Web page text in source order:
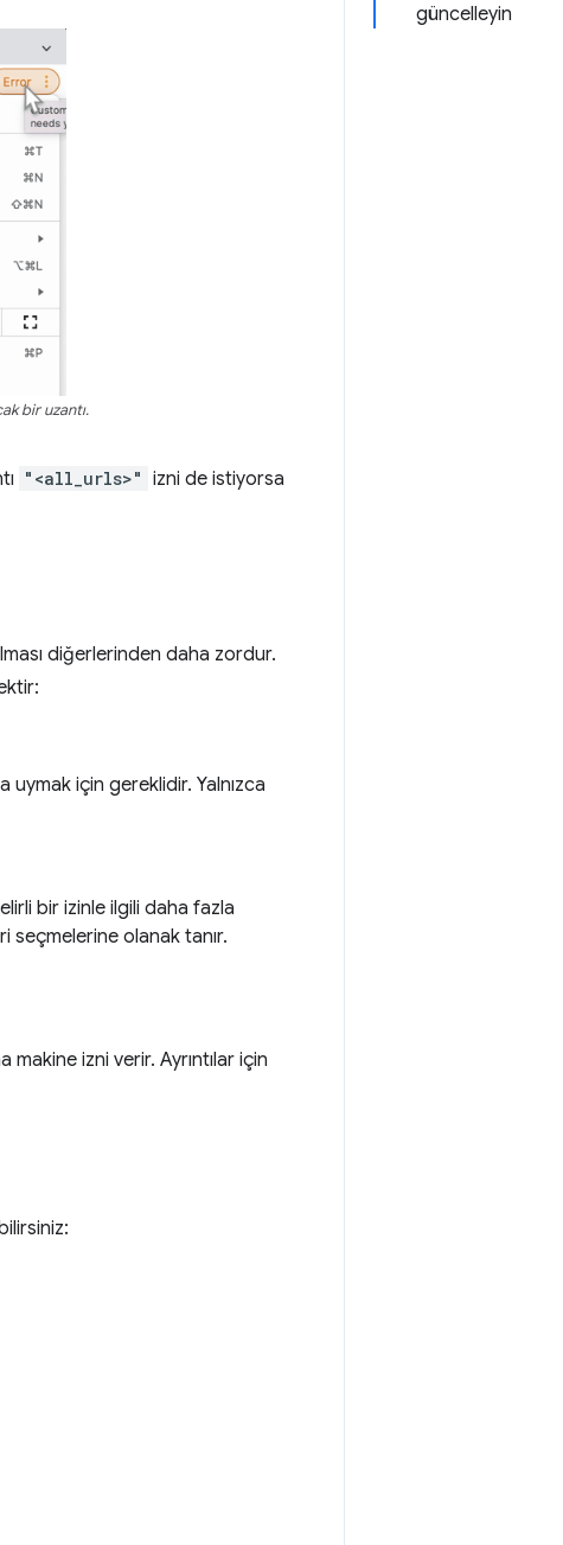
güncelleyin
bir uzantı.
"<all_urls>" izni de istiyorsa
diğerlerinden daha zordur.
uymak için gereklidir. Yalnızca
bir izinle ilgili daha fazla
seçmelerine olanak tanır.
makine izni verir. Ayrıntılar için